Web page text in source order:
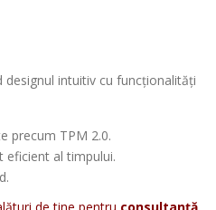
intuitiv cu funcționalități
precum TPM 2.0.
eficient al timpului.
de tine pentru consultanță